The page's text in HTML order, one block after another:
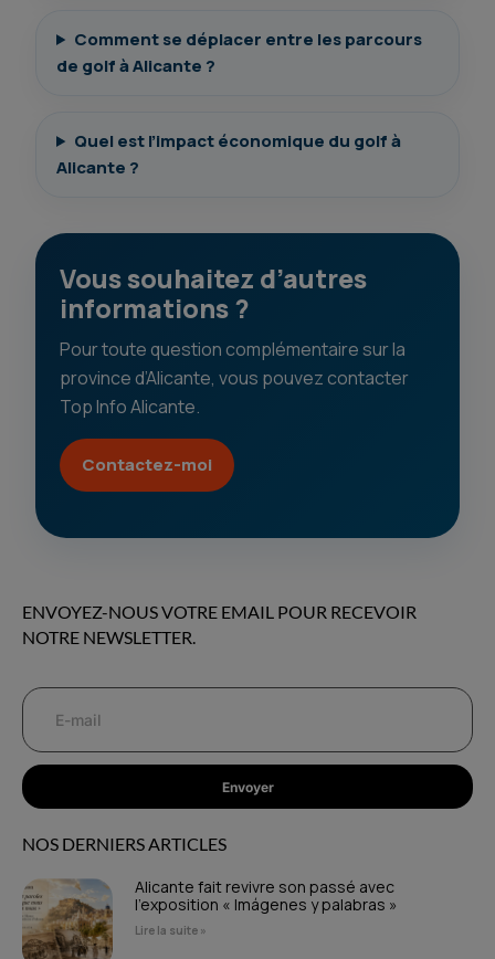
Comment se déplacer entre les parcours
de golf à Alicante ?
Quel est l’impact économique du golf à
Alicante ?
Vous souhaitez d’autres
informations ?
Pour toute question complémentaire sur la
province d’Alicante, vous pouvez contacter
Top Info Alicante.
Contactez-moi
ENVOYEZ-NOUS VOTRE EMAIL POUR RECEVOIR
NOTRE NEWSLETTER.
Envoyer
NOS DERNIERS ARTICLES
Alicante fait revivre son passé avec
l’exposition « Imágenes y palabras »
Lire la suite »